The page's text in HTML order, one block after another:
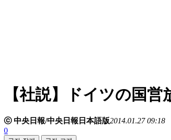
【社説】ドイツの国
ⓒ 中央日報/中央日報日本語版2014.01.27 09:18
0